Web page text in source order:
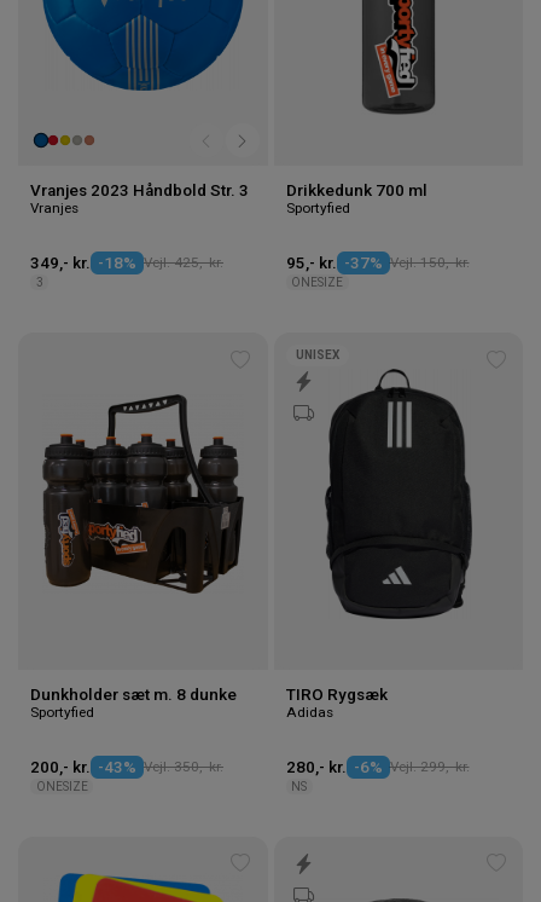
Vranjes 2023 Håndbold Str. 3
Vranjes
349,- kr. -18% Vejl. 425,- kr.
3
Drikkedunk 700 ml
Sportyfied
95,- kr. -37% Vejl. 150,- kr.
ONESIZE
ønskeliste
Dunkholder sæt m. 8 dunke
Sportyfied
200,- kr. -43% Vejl. 350,- kr.
ONESIZE
UNISEX
TIRO Rygsæk
Adidas
280,- kr. -6% Vejl. 299,- kr.
NS